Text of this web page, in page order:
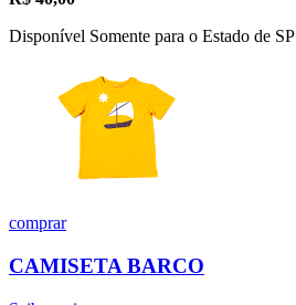
Disponível Somente para o Estado de SP
comprar
CAMISETA BARCO